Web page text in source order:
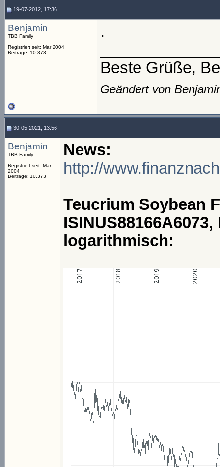
19-07-2012, 17:36
Benjamin
TBB Family
Registriert seit: Mar 2004
Beiträge: 10.373
.
Beste Grüße,
Geändert von
30-05-2021, 13:56
Benjamin
TBB Family
Registriert seit: Mar
2004
Beiträge: 10.373
News:
http://
Teucrium Soybean
logarithmisch: